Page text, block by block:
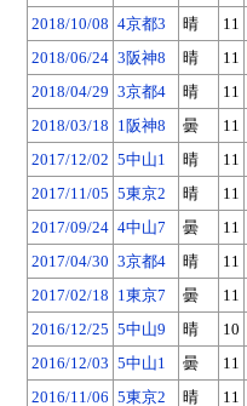
2018/10/08 4京都3 晴 11
2018/06/24 3阪神8 晴 11
2018/04/29 3京都4 晴 11
2018/03/18 1阪神8 曇 11
2017/12/02 5中山1 晴 11
2017/11/05 5東京2 晴 11
2017/09/24 4中山7 曇 11
2017/04/30 3京都4 晴 11
2017/02/18 1東京7 曇 11
2016/12/25 5中山9 晴 10
2016/12/03 5中山1 曇 11
2016/11/06 5東京2 晴 11